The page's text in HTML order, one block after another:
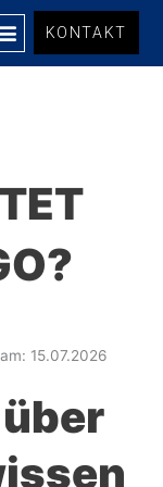
KONTAKT
15.07.2026